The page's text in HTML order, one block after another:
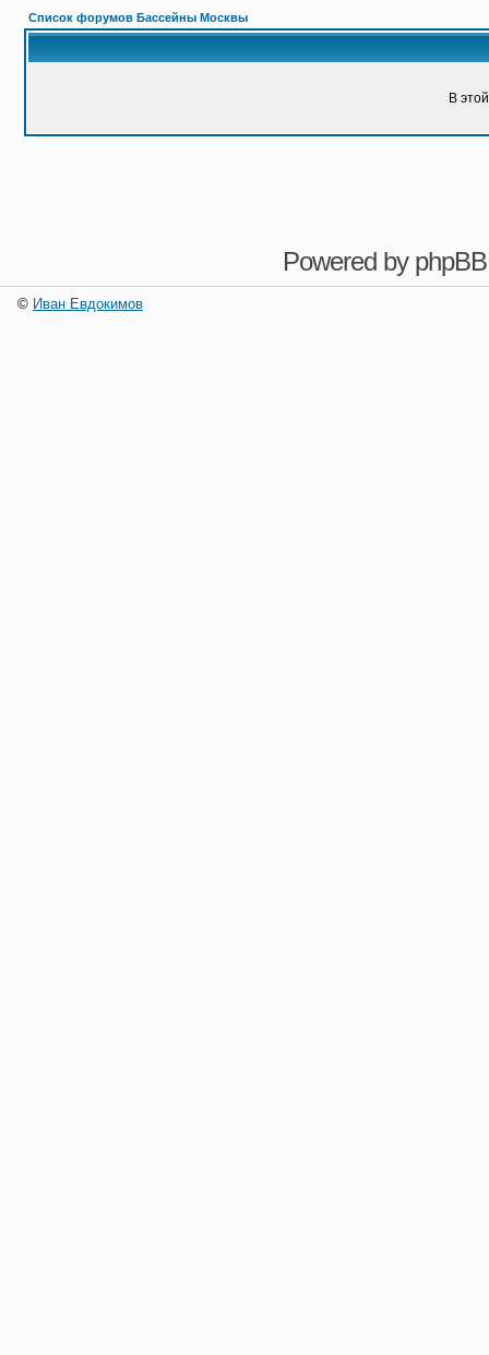
Список форумов Бассейны Москвы
В
Powered by phpBB
© Иван Евдокимов